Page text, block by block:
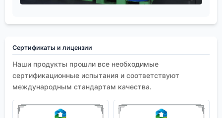
Сертификаты и лицензии
Наши продукты прошли все необходимые
сертификационные испытания и соответствуют
международным стандартам качества.